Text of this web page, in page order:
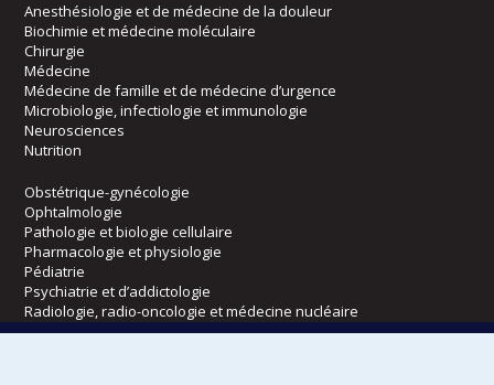
Anesthésiologie et de médecine de la douleur
Biochimie et médecine moléculaire
Chirurgie
Médecine
Médecine de famille et de médecine d’urgence
Microbiologie, infectiologie et immunologie
Neurosciences
Nutrition
Obstétrique-gynécologie
Ophtalmologie
Pathologie et biologie cellulaire
Pharmacologie et physiologie
Pédiatrie
Psychiatrie et d’addictologie
Radiologie, radio-oncologie et médecine nucléaire